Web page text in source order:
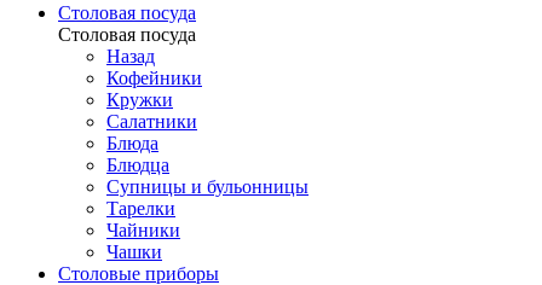
Столовая посуда
Столовая посуда
Назад
Кофейники
Кружки
Салатники
Блюда
Блюдца
Супницы и бульонницы
Тарелки
Чайники
Чашки
Cтоловые приборы